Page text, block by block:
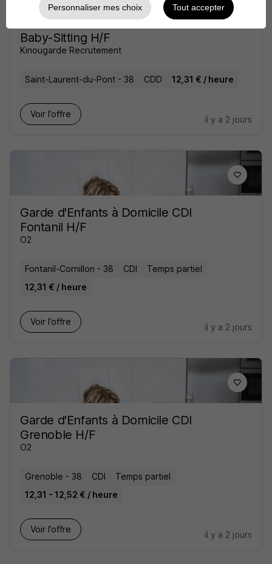
Baby-Sitting H/F
Kinougarde Recrutement
Saint-Laurent-du-Pont - 38 CDD 12,31 € / heure
Voir l’offre
il y a 2 jours
Garde d'Enfants à Domicile CDI
Fontanil H/F
O2
Fontanil-Cornillon - 38 CDI
Temps partiel
12,31 € / heure
Voir l’offre
il y a 2 jours
Garde d'Enfants à Domicile CDI
Grenoble H/F
O2
Grenoble - 38 CDI
Temps partiel
12,31 - 12,52 € / heure
Voir l’offre
il y a 2 jours
Personnaliser mes choix Tout accepter